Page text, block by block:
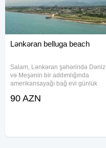
Lənkəran belluga beach
Salam, Lənkəran şəhərində Dəniz
və Meşənin bir addımlığında
amerikansayağı bağ evi günlük
daxilində hamam yerləşir. Qaz,
90 AZN